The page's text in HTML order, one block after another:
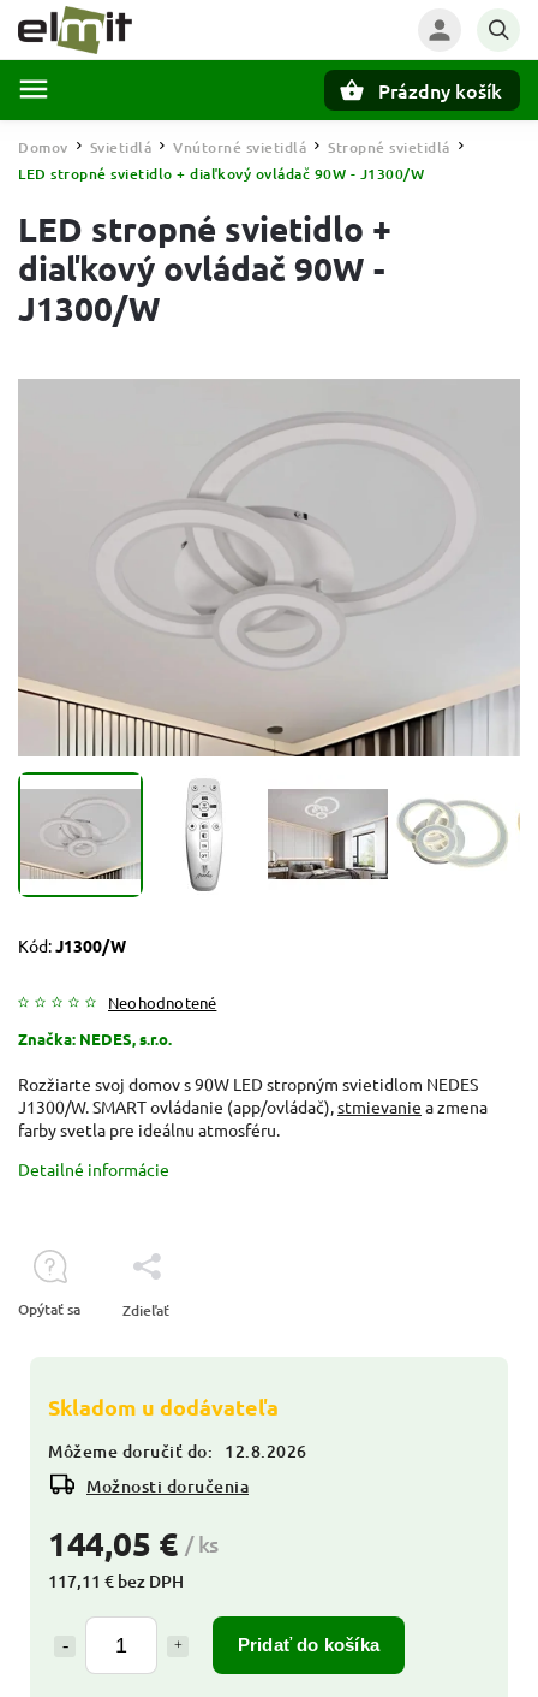
Prázdny košík
Domov / Svietidlá / Vnútorné svietidlá / Stropné svietidlá /
LED stropné svietidlo + diaľkový ovládač 90W - J1300/W
LED stropné svietidlo +
diaľkový ovládač 90W -
J1300/W
Kód:J1300/W
Neohodnotené
Značka: NEDES, s.r.o.
144,05 €/ ks
117,11 € bez DPH
Pridať do košíka
Skladom u dodávateľa
Môžeme doručiť do:
12.8.2026
Možnosti doručenia
Rozžiarte svoj domov s 90W LED stropným svietidlom NEDES
J1300/W. SMART ovládanie (app/ovládač), stmievanie a zmena
farby svetla pre ideálnu atmosféru.
Detailné informácie
Opýtať sa Zdieľať